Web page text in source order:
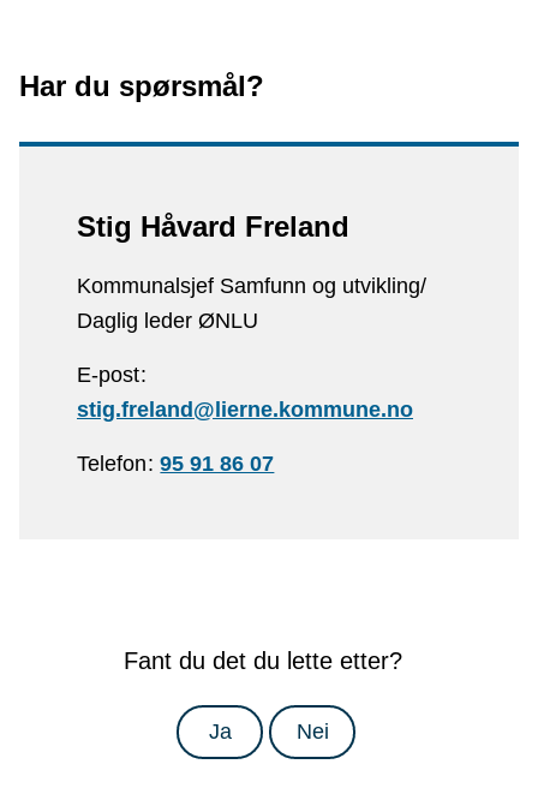
Har du spørsmål?
Stig Håvard Freland
Kommunalsjef Samfunn og utvikling/
Daglig leder ØNLU
E-post
stig.freland@lierne.kommune.no
Telefon 95 91 86 07
Fant du det du lette etter?
Ja Nei